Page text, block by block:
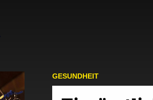
GESUND­HEIT